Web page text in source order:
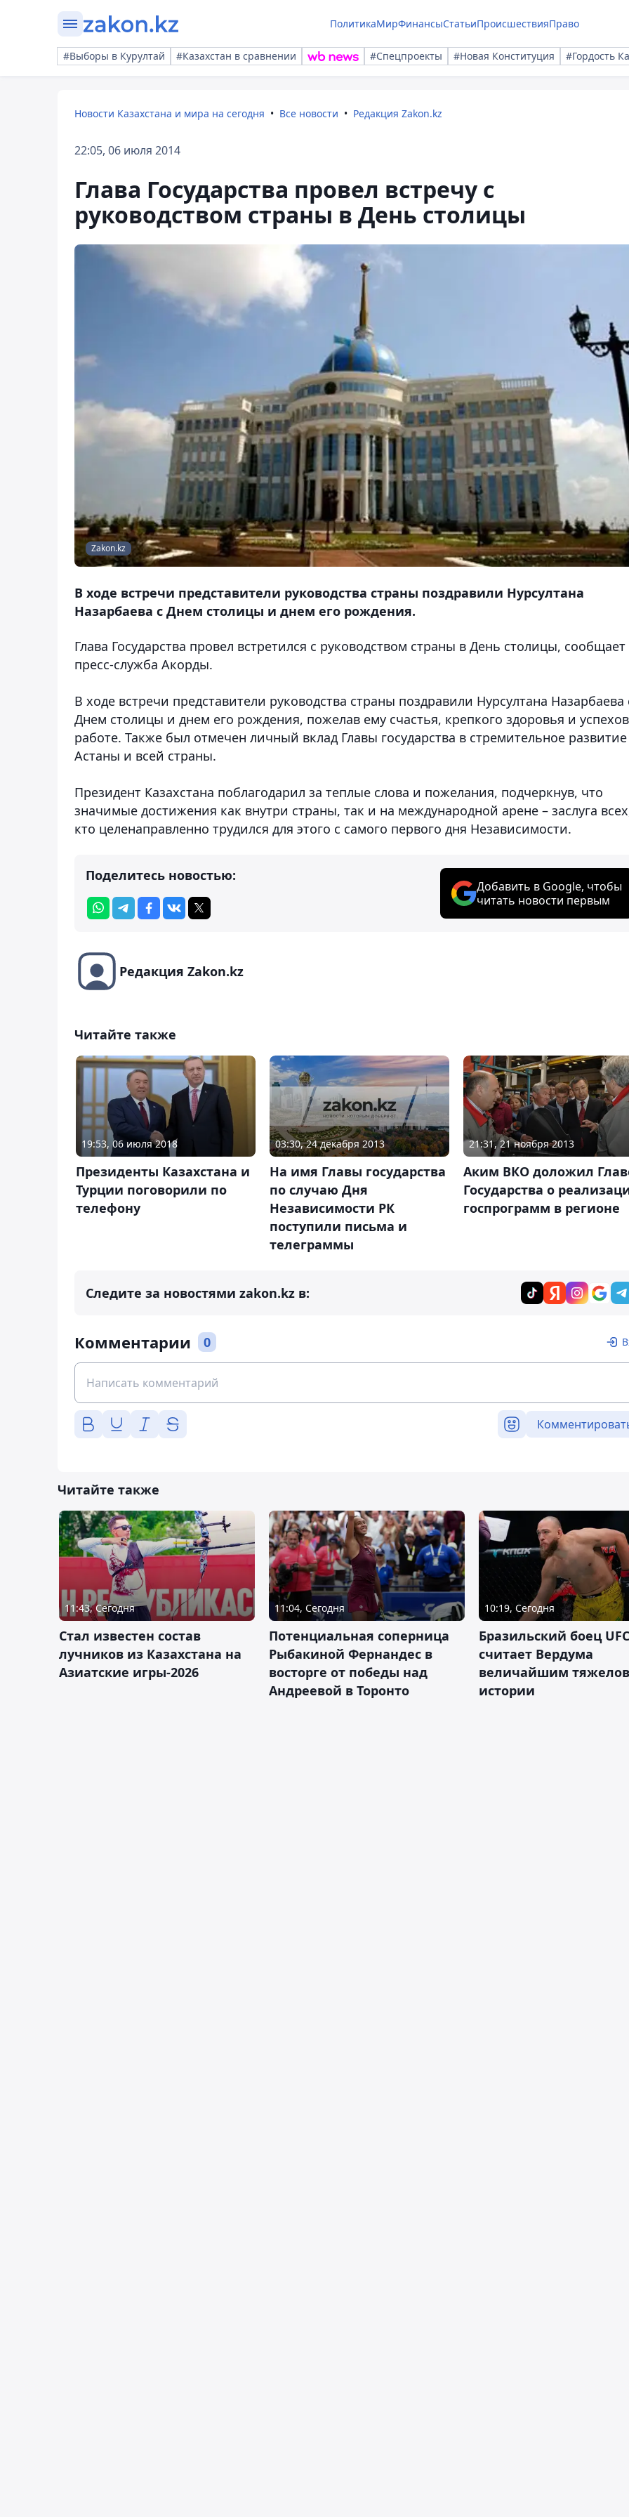
ПолитикаМирФинансыСтатьиПроисшествияПраво
#Выборы в Курултай #Казахстан в сравнении #Спецпроекты #Новая Конституция #Гордость
Новости Казахстана и мира на сегодня Все новости Редакция Zakon.kz
22:05, 06 июля 2014
Глава Государства провел встречу с
руководством страны в День столицы
Zakon.kz
В ходе встречи представители руководства страны поздравили Нурсултана
Назарбаева с Днем столицы и днем его рождения.
Глава Государства провел встретился с руководством страны в День столицы, сообщает
пресс-служба Акорды.
В ходе встречи представители руководства страны поздравили Нурсултана Назарбаева
Днем столицы и днем его рождения, пожелав ему счастья, крепкого здоровья и
работе. Также был отмечен личный вклад Главы государства в стремительное развитие
Астаны и всей страны.
Президент Казахстана поблагодарил за теплые слова и пожелания, подчеркнув, что
значимые достижения как внутри страны, так и на международной арене – заслуга
кто целенаправленно трудился для этого с самого первого дня Независимости.
Поделитесь новостью:
Добавить в Google, чтобы
читать новости первым
Редакция Zakon.kz
Читайте также
19:53, 06 июля 2018
Президенты Казахстана и
Турции поговорили по
телефону
03:30, 24 декабря 2013
На имя Главы государства
по случаю Дня
Независимости РК
поступили письма и
телеграммы
21:31, 21 ноября 2013
Аким ВКО доложил
Государства о
госпрограмм в регионе
Следите за новостями zakon.kz в:
Комментарии 0
Читайте также
11:43, Сегодня
Стал известен состав
лучников из Казахстана на
Азиатские игры-2026
11:04, Сегодня
Потенциальная соперница
Рыбакиной Фернандес в
восторге от победы над
Андреевой в Торонто
10:19, Сегодня
Бразильский боец
считает Вердума
величайшим
истории